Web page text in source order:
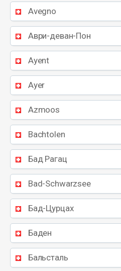
Avegno
Аври-деван-Пон
Ayent
Ayer
Azmoos
Bachtolen
Бад Рагац
Bad-Schwarzsee
Бад-Цурцах
Баден
Бальсталь